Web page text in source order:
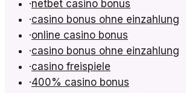
·netbet casino bonus
·casino bonus ohne einzahlung
·online casino bonus
·casino bonus ohne einzahlung
·casino freispiele
·400% casino bonus